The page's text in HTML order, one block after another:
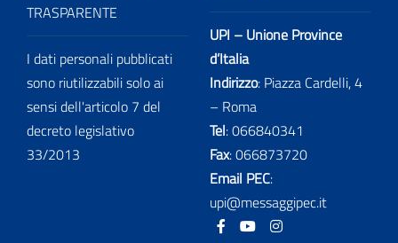
TRASPARENTE
I dati personali pubblicati
sono riutilizzabili solo ai
sensi dell'articolo 7 del
decreto legislativo
33/2013
UPI – Unione Province
d’Italia
Indirizzo: Piazza Cardelli, 4
– Roma
Tel:066840341
Fax:066873720
Email PEC:
upi@messaggipec.it
FacebookYoutube